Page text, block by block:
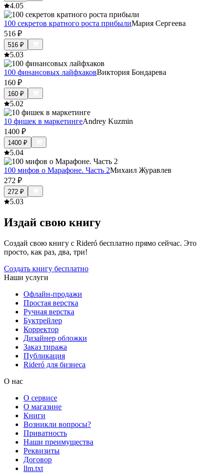
4.05
100 секретов кратного роста прибылиМария Сергеева
516 ₽
516 ₽
5.03
100 финансовых лайфхаковВиктория Бондарева
160 ₽
160 ₽
5.02
10 фишек в маркетингеAndrey Kuzmin
1400 ₽
1400 ₽
5.04
100 мифов о Марафоне. Часть 2Михаил Журавлев
272 ₽
272 ₽
5.03
Издай свою книгу
Создай свою книгу с Rideró бесплатно прямо сейчас. Это
просто, как раз, два, три!
Создать книгу бесплатно
Наши услуги
Офлайн-продажи
Простая верстка
Ручная верстка
Буктрейлер
Корректор
Дизайнер обложки
Заказ тиража
Публикация
Rideró для бизнеса
О нас
О сервисе
О магазине
Книги
Возникли вопросы?
Приватность
Наши преимущества
Реквизиты
Договор
llm.txt